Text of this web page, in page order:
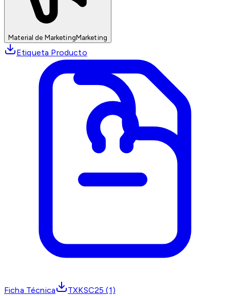
Material de MarketingMarketing
Etiqueta Producto
Ficha Técnica TXKSC25 (1)